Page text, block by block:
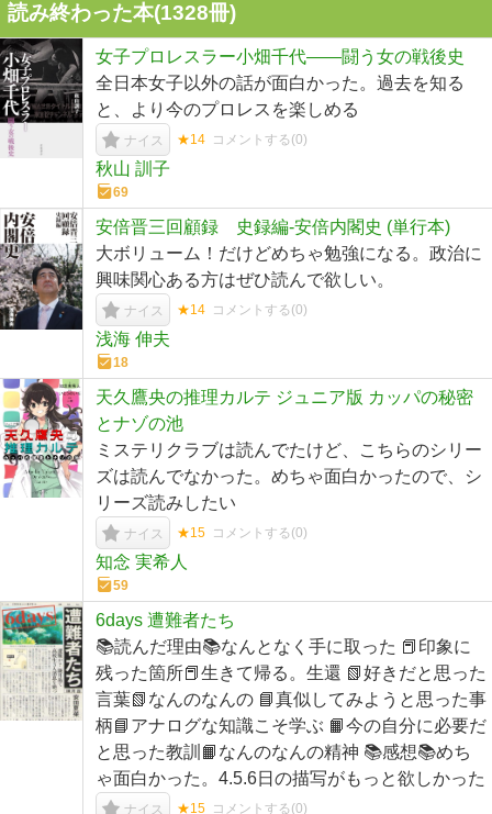
読み終わった本(1328冊)
女子プロレスラー小畑千代――闘う女の戦後史
全日本女子以外の話が面白かった。過去を知る
と、より今のプロレスを楽しめる
ナイス ★14 コメントする(0)
秋山 訓子
69
安倍晋三回顧録 史録編-安倍内閣史 (単行本)
大ボリューム！だけどめちゃ勉強になる。政治に
興味関心ある方はぜひ読んで欲しい。
ナイス ★14 コメントする(0)
浅海 伸夫
18
天久鷹央の推理カルテ ジュニア版 カッパの秘密
とナゾの池
ミステリクラブは読んでたけど、こちらのシリー
ズは読んでなかった。めちゃ面白かったので、シ
リーズ読みしたい
ナイス ★15 コメントする(0)
知念 実希人
59
6days 遭難者たち
📚読んだ理由📚なんとなく手に取った 📕印象に
残った箇所📕生きて帰る。生還 📗好きだと思った
言葉📗なんのなんの 📘真似してみようと思った事
柄📘アナログな知識こそ学ぶ 📙今の自分に必要だ
と思った教訓📙なんのなんの精神 📚感想📚めち
ゃ面白かった。4.5.6日の描写がもっと欲しかった
ナイス ★15 コメントする(0)